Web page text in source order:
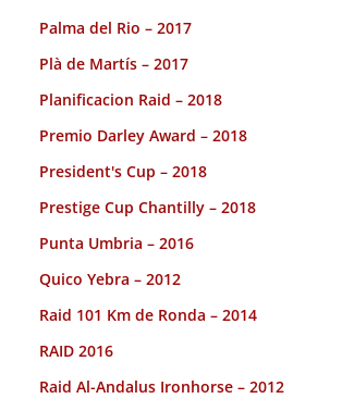
Palma del Rio – 2017
Plà de Martís – 2017
Planificacion Raid – 2018
Premio Darley Award – 2018
President's Cup – 2018
Prestige Cup Chantilly – 2018
Punta Umbria – 2016
Quico Yebra – 2012
Raid 101 Km de Ronda – 2014
RAID 2016
Raid Al-Andalus Ironhorse – 2012